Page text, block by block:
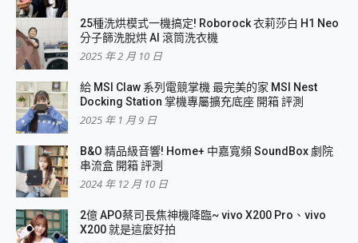
25種洗烘模式一機搞定! Roborock 衣莉莎白 H1 Neo
分子篩洗脫烘 AI 滾筒洗衣機
2025 年 2 月 10 日
給 MSI Claw 系列電競掌機 最完美的家 MSI Nest
Docking Station 掌機專屬擴充底座 開箱 評測
2025 年 1 月 9 日
B&O 精品級音響! Home+ 中嘉寬頻 SoundBox 劇院
串流盒 開箱 評測
2024 年 12 月 10 日
2億 APO蔡司長焦神機降臨~ vivo X200 Pro、vivo
X200 就是這麼好拍